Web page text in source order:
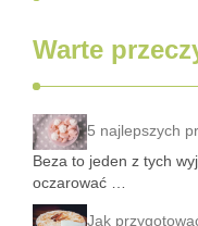
Warte
5 najlepszych
Beza to jeden z tych
oczarować …
Jak